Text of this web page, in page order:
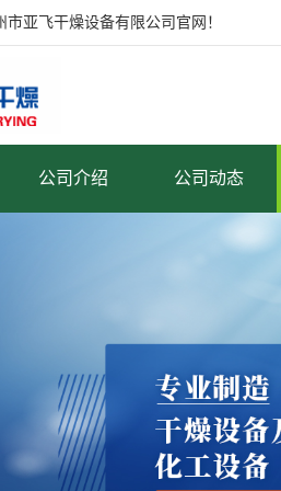
亚飞干燥设备有限公司官网！
公司介绍 公司动态